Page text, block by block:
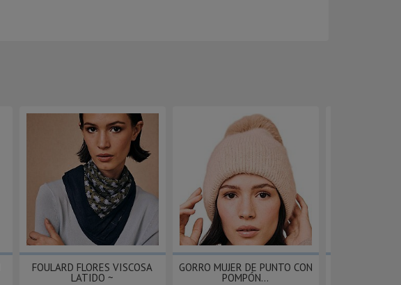
FOULARD FLORES VISCOSA
LATIDO ~
GORRO MUJER DE PUNTO CON
POMPÓN...